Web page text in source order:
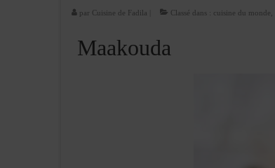
par Cuisine de Fadila Classé dans : cuisine du monde
Maakouda